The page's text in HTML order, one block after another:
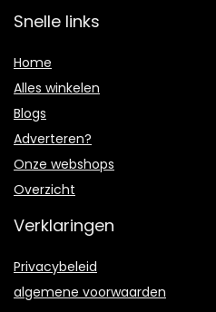
Snelle links
Home
Alles winkelen
Blogs
Adverteren?
Onze webshops
Overzicht
Verklaringen
Privacybeleid
algemene voorwaarden